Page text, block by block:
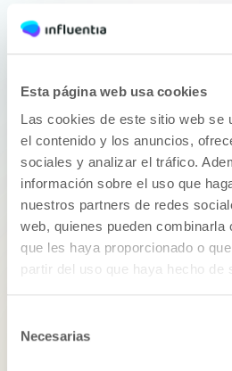
Esta página web usa cookies
Las cookies de este sitio web se
el contenido y los anuncios,
sociales y analizar el tráfico.
información sobre el uso que
nuestros partners de redes
web, quienes pueden combinarla
que les haya proporcionado o
partir del uso que haya hecho de
Necesarias
Vols
Lliure als 30?
Si has pensat en col·laborar
campanya puntual, de forma
ideal com a ambaixador de la
el teu aliat. Ens encarreguem de
realitat, des del procés creatiu
descomptat, passant per la
representat.
Fes que la teva següent
Marketing estigui liderada per